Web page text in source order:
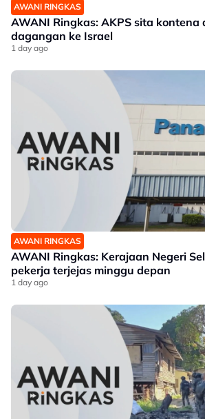
AWANI RINGKAS
AWANI Ringkas: AKPS sita kontena
dagangan ke Israel
1 day ago
AWANI RINGKAS
AWANI Ringkas: Kerajaan Negeri
pekerja terjejas minggu depan
1 day ago